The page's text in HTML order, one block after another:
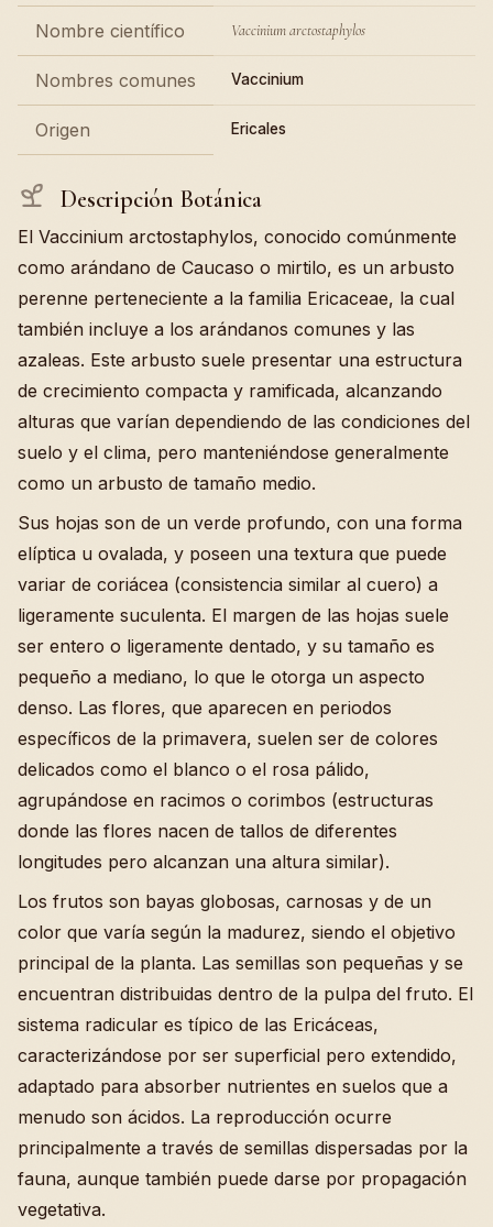
Nombre científico Vaccinium arctostaphylos
Nombres comunes Vaccinium
Origen Ericales
Descripción Botánica
El Vaccinium arctostaphylos, conocido comúnmente
como arándano de Caucaso o mirtilo, es un arbusto
perenne perteneciente a la familia Ericaceae, la cual
también incluye a los arándanos comunes y las
azaleas. Este arbusto suele presentar una estructura
de crecimiento compacta y ramificada, alcanzando
alturas que varían dependiendo de las condiciones del
suelo y el clima, pero manteniéndose generalmente
como un arbusto de tamaño medio.
Sus hojas son de un verde profundo, con una forma
elíptica u ovalada, y poseen una textura que puede
variar de coriácea (consistencia similar al cuero) a
ligeramente suculenta. El margen de las hojas suele
ser entero o ligeramente dentado, y su tamaño es
pequeño a mediano, lo que le otorga un aspecto
denso. Las flores, que aparecen en periodos
específicos de la primavera, suelen ser de colores
delicados como el blanco o el rosa pálido,
agrupándose en racimos o corimbos (estructuras
donde las flores nacen de tallos de diferentes
longitudes pero alcanzan una altura similar).
Los frutos son bayas globosas, carnosas y de un
color que varía según la madurez, siendo el objetivo
principal de la planta. Las semillas son pequeñas y se
encuentran distribuidas dentro de la pulpa del fruto. El
sistema radicular es típico de las Ericáceas,
caracterizándose por ser superficial pero extendido,
adaptado para absorber nutrientes en suelos que a
menudo son ácidos. La reproducción ocurre
principalmente a través de semillas dispersadas por la
fauna, aunque también puede darse por propagación
vegetativa.